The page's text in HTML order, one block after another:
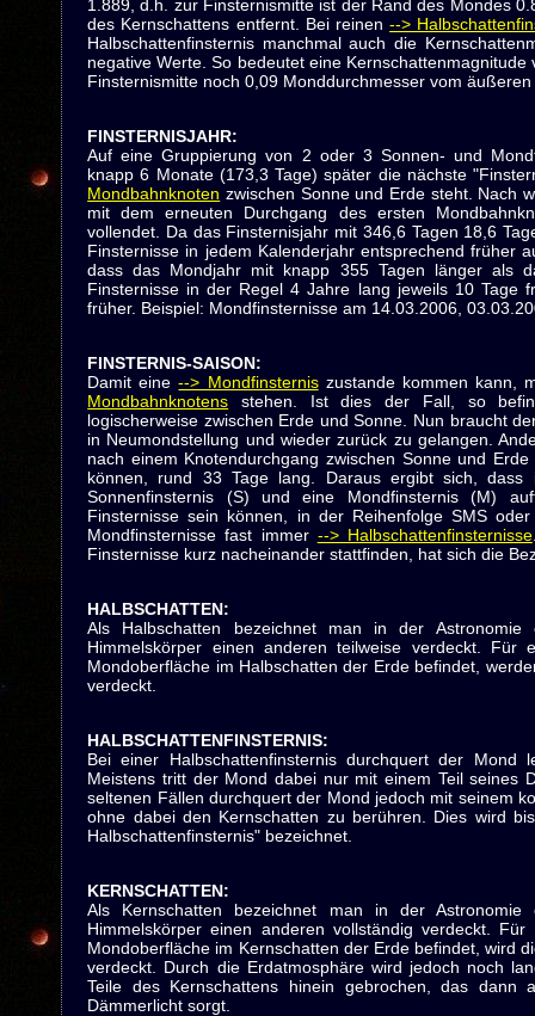
1.889, d.h. zur Finsternismitte ist der Rand des Mondes
des Kernschattens entfernt. Bei reinen-->
Halbschattenfinsternis manchmal auch die
negative Werte. So bedeutet eine
Finsternismitte noch 0,09 Monddurchmesser vom
FINSTERNISJAHR:
Auf eine Gruppierung von 2 oder 3 Sonnen- und
knapp 6 Monate (173,3 Tage) später die nächste
Mondbahnknoten zwischen Sonne und Erde steht. Nach
mit dem erneuten Durchgang des ersten
vollendet. Da das Finsternisjahr mit 346,6 Tagen 18,6
Finsternisse in jedem Kalenderjahr entsprechend früher
dass das Mondjahr mit knapp 355 Tagen länger als
Finsternisse in der Regel 4 Jahre lang jeweils 10 Tage
früher. Beispiel: Mondfinsternisse am 14.03.2006,
FINSTERNIS-SAISON:
Damit eine--> Mondfinsterniszustande kommen kann,
Mondbahnknotens stehen. Ist dies der Fall, so
logischerweise zwischen Erde und Sonne. Nun braucht
in Neumondstellung und wieder zurück zu gelangen.
nach einem Knotendurchgang zwischen Sonne und
können, rund 33 Tage lang. Daraus ergibt sich,
Sonnenfinsternis (S) und eine Mondfinsternis (M)
Finsternisse sein können, in der Reihenfolge SMS
Mondfinsternisse fast immer --> Halbschattenfinsternisse
Finsternisse kurz nacheinander stattfinden, hat sich die
HALBSCHATTEN:
Als Halbschatten bezeichnet man in der
Himmelskörper einen anderen teilweise verdeckt.
Mondoberfläche im Halbschatten der Erde befindet,
verdeckt.
HALBSCHATTENFINSTERNIS:
Bei einer Halbschattenfinsternis durchquert der Mond
Meistens tritt der Mond dabei nur mit einem Teil seines
seltenen Fällen durchquert der Mond jedoch mit seinem
ohne dabei den Kernschatten zu berühren. Dies wird
Halbschattenfinsternis" bezeichnet.
KERNSCHATTEN:
Als Kernschatten bezeichnet man in der
Himmelskörper einen anderen vollständig verdeckt.
Mondoberfläche im Kernschatten der Erde befindet, wird
verdeckt. Durch die Erdatmosphäre wird jedoch noch
Teile des Kernschattens hinein gebrochen, das dann
Dämmerlicht sorgt.